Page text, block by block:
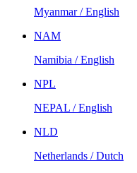
Myanmar / English
NAM
Namibia / English
NPL
NEPAL / English
NLD
Netherlands / Dutch